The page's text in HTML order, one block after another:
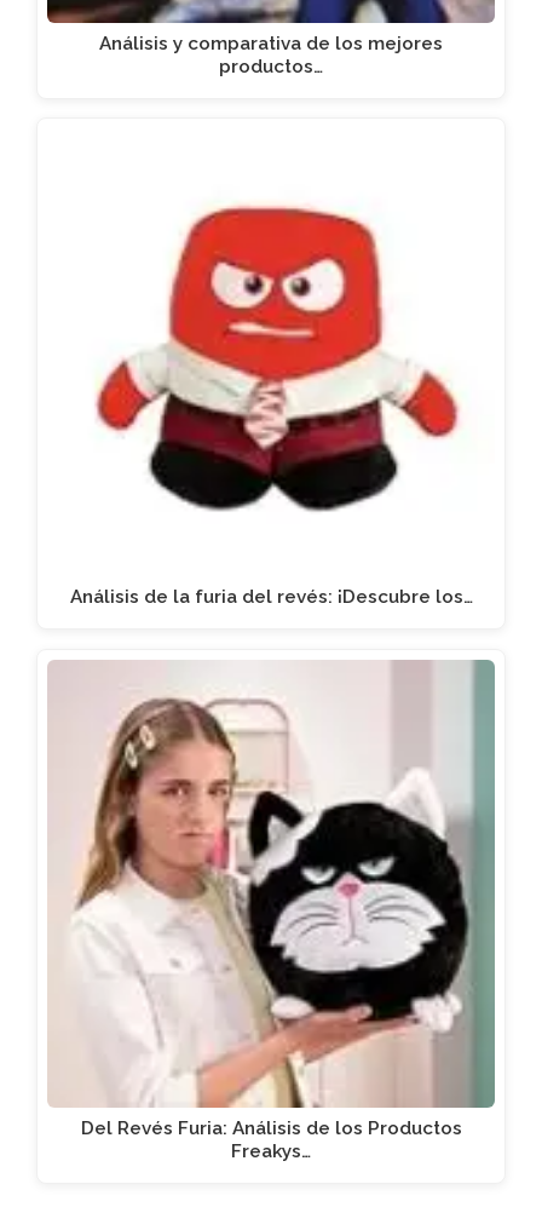
Análisis y comparativa de los mejores
productos…
Análisis de la furia del revés: ¡Descubre los…
Del Revés Furia: Análisis de los Productos
Freakys…